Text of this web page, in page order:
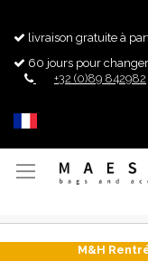
livraison gratuite à
60 jours pour
+32 (0)89 842982
Basculer
M&H